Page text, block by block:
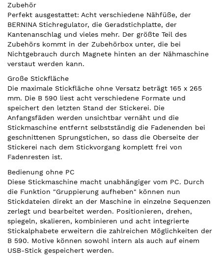
Zubehör
Perfekt ausgestattet: Acht verschiedene Nähfüße, der
BERNINA Stichregulator, die Geradstichplatte, der
Kantenanschlag und vieles mehr. Der größte Teil des
Zubehörs kommt in der Zubehörbox unter, die bei
Nichtgebrauch durch Magnete hinten an der Nähmaschine
verstaut werden kann.
Große Stickfläche
Die maximale Stickfläche ohne Versatz beträgt 165 x 265
mm. Die B 590 liest acht verschiedene Formate und
speichert den letzten Stand der Stickerei. Die
Anfangsfäden werden unsichtbar vernäht und die
Stickmaschine entfernt selbstständig die Fadenenden bei
geschnittenen Sprungstichen, so dass die Oberseite der
Stickerei nach dem Stickvorgang komplett frei von
Fadenresten ist.
Bedienung ohne PC
Diese Stickmaschine macht unabhängiger vom PC. Durch
die Funktion "Gruppierung aufheben" können nun
Stickdateien direkt an der Maschine in einzelne Sequenzen
zerlegt und bearbeitet werden. Positionieren, drehen,
spiegeln, skalieren, kombinieren und acht integrierte
Stickalphabete erweitern die zahlreichen Möglichkeiten der
B 590. Motive können sowohl intern als auch auf einem
USB-Stick gespeichert werden.